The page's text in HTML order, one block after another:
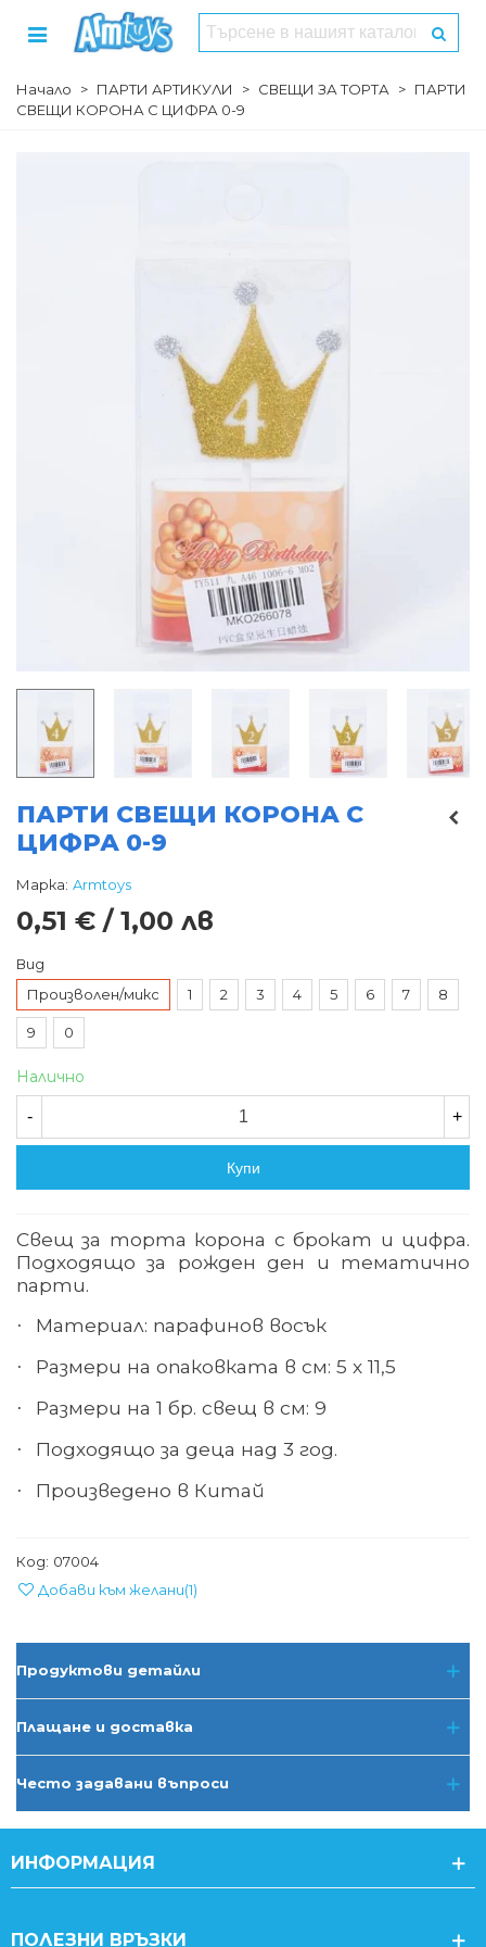
Начало > ПАРТИ АРТИКУЛИ > СВЕЩИ ЗА ТОРТА > ПАРТИ
СВЕЩИ КОРОНА С ЦИФРА 0-9
ПАРТИ СВЕЩИ КОРОНА С
ЦИФРА 0-9
Марка: Armtoys
0,51 € / 1,00 лв
Вид
Произволен/микс
1 2 3 4 5 6 7 8
9 0
Налично
- +
Купи
Свещ за торта корона с брокат и цифра.
Подходящо за рожден ден и тематично
парти.
· Материал: парафинов восък
· Размери на опаковката в см: 5 х 11,5
· Размери на 1 бр. свещ в см: 9
· Подходящо за деца над 3 год.
· Произведено в Китай
Код: 07004
Добави към желани(1)
Продуктови детайли
Плащане и доставка
Често задавани въпроси
ИНФОРМАЦИЯ
ПОЛЕЗНИ ВРЪЗКИ